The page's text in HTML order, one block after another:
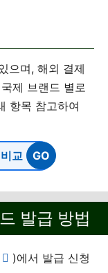
으며, 해외 결제
제 브랜드 별로
항목 참고하여
교
발급 방법
)에서 발급 신청